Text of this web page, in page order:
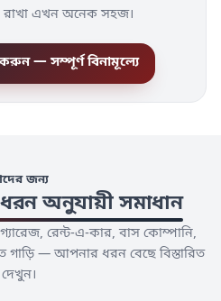
রাখা এখন অনেক সহজ।
— সম্পূর্ণ বিনামূল্যে
জন্য
অনুযায়ী সমাধান
রেন্ট-এ-কার, বাস কোম্পানি,
গাড়ি — আপনার ধরন বেছে বিস্তারিত
দেখুন।